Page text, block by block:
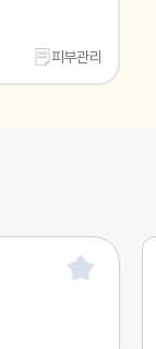
피부관리